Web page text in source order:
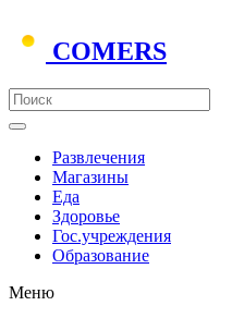
COMERS
Развлечения
Магазины
Еда
Здоровье
Гос.учреждения
Образование
Меню